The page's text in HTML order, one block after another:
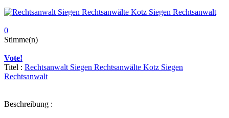
0
Stimme(n)
Vote!
Titel : Rechtsanwalt Siegen Rechtsanwälte Kotz Siegen
Rechtsanwalt
Beschreibung :